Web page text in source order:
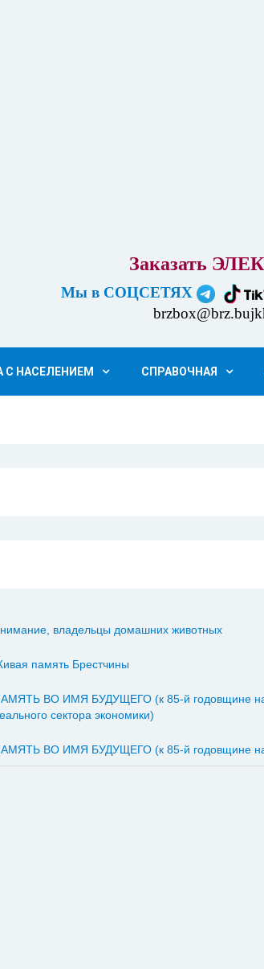
Заказать
Мы в СОЦСЕТЯХ
С НАСЕЛЕНИЕМ СПРАВОЧНАЯ
владельцы домашних животных
память Брестчины
ВО ИМЯ БУДУЩЕГО (к 85-й годовщине
сектора экономики)
ВО ИМЯ БУДУЩЕГО (к 85-й годовщине